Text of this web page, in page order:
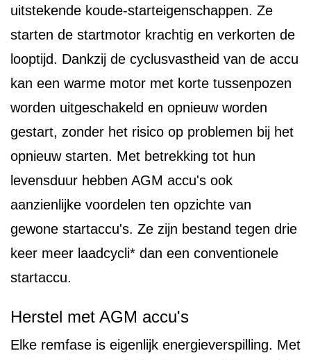
uitstekende koude-starteigenschappen. Ze
starten de startmotor krachtig en verkorten de
looptijd. Dankzij de cyclusvastheid van de accu
kan een warme motor met korte tussenpozen
worden uitgeschakeld en opnieuw worden
gestart, zonder het risico op problemen bij het
opnieuw starten. Met betrekking tot hun
levensduur hebben AGM accu's ook
aanzienlijke voordelen ten opzichte van
gewone startaccu's. Ze zijn bestand tegen drie
keer meer laadcycli* dan een conventionele
startaccu.
Herstel met AGM accu's
Elke remfase is eigenlijk energieverspilling. Met